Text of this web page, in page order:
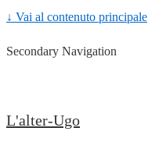
↓ Vai al contenuto principale
Secondary Navigation
L'alter-Ugo